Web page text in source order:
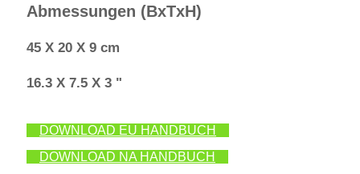
Abmessungen (BxTxH)
45 X 20 X 9 cm
16.3 X 7.5 X 3 "
DOWNLOAD EU HANDBUCH
DOWNLOAD NA HANDBUCH